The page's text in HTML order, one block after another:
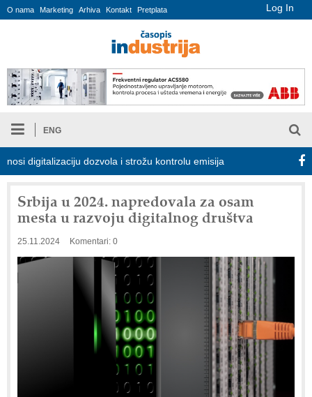
Log In
O nama Marketing Arhiva Kontakt Pretplata
ENG
dozvola i strožu kontrolu emisija Proizvodnja iC7
Srbija u 2024. napredovala za osam
mesta u razvoju digitalnog društva
25.11.2024 Komentari: 0